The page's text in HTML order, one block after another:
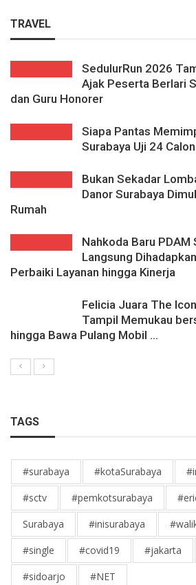
TRAVEL
SedulurRun 2026
Ajak Peserta Berlari
dan Guru Honorer
Siapa Pantas
Surabaya Uji 24
Bukan Sekadar
Danor Surabaya
Rumah
Nahkoda Baru PDAM
Langsung
Perbaiki Layanan hingga Kinerja
Felicia Juara The
Tampil Memukau
hingga Bawa Pulang Mobil ...
TAGS
#surabaya #kotaSurabaya
#sctv
#pemkotsurabaya
Surabaya
#inisurabaya
#single
#covid19 #jakarta
#sidoarjo
#NET